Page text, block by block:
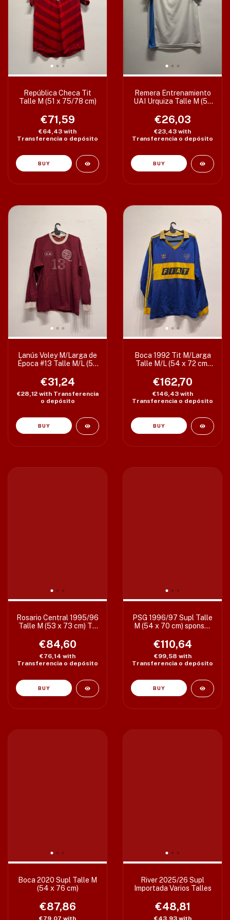
República Checa Tit
Talle M (51 x 75/78 cm)
€71,59
€64,43 with
Transferencia o depósito
Remera Entrenamiento
UAI Urquiza Talle M (53
€26,03
€23,43 with
Transferencia o depósito
Lanús Voley M/Larga de
Época #13 Talle M/L (54
€31,24
€28,12 with Transferencia
o depósito
Boca 1992 Tit M/Larga
Talle M/L (54 x 72 cm)
€162,70
€146,43 with
Transferencia o depósito
Rosario Central 1995/96
Talle M (53 x 73 cm) T2
€84,60
€76,14 with
Transferencia o depósito
PSG 1996/97 Supl Talle
M (54 x 70 cm) sponsor
€110,64
€99,58 with
Transferencia o depósito
Boca 2020 Supl Talle M
(54 x 76 cm)
€87,86
€79,07 with
River 2025/26 Supl
Importada Varios Talles
€48,81
€43,93 with